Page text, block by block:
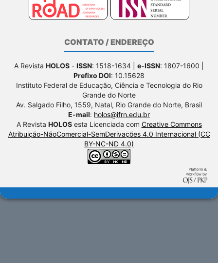
CONTATO / ENDEREÇO
A Revista HOLOS - ISSN: 1518-1634 | e-ISSN: 1807-1600 |
Prefixo DOI: 10.15628
Instituto Federal de Educação, Ciência e Tecnologia do Rio
Grande do Norte
Av. Salgado Filho, 1559, Natal, Rio Grande do Norte, Brasil
E-mail: holos@ifrn.edu.br
A Revista HOLOSesta Licenciada com Creative Commons
Atribuição-NãoComercial-SemDerivações 4.0 Internacional (CC
BY-NC-ND 4.0)